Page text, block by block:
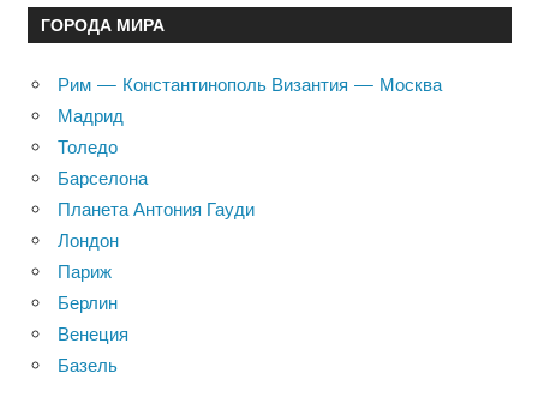
ГОРОДА МИРА
Рим — Константинополь Византия — Москва
Мадрид
Толедо
Барселона
Планета Антония Гауди
Лондон
Париж
Берлин
Венеция
Базель